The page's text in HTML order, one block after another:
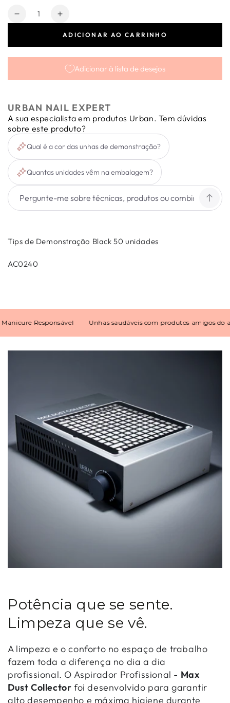
Quantidade
Diminuir
Demonstração
50
Uni.
Aumentar
quantidade
de
Demonstração
50
Uni.
ADICIONAR AO CARRINHO
Adicionar à lista de desejos
URBAN NAIL EXPERT
A sua especialista em produtos Urban. Tem dúvidas
sobre este produto?
Qual é a cor das unhas de demonstração?
Quantas unidades vêm na embalagem?
Tips de Demonstração Black 50 unidades
AC0240
Responsável Unhas saudáveis com produtos amigos do
Potência que se sente.
Limpeza que se vê.
A limpeza e o conforto no espaço de trabalho
fazem toda a diferença no dia a dia
profissional. O Aspirador Profissional - Max
Dust Collector foi desenvolvido para garantir
alto desempenho e máxima higiene durante